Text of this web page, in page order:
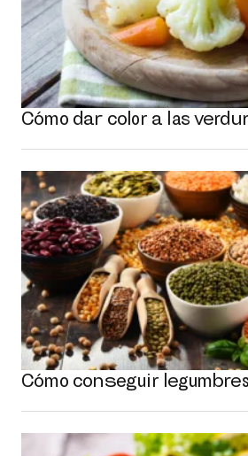
Cómo dar color a las
Cómo conseguir